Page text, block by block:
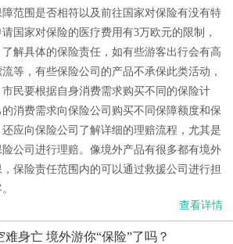
范围是否相符以及前往国家对保险有没有特
国家对保险的医疗费用有3万欧元的限制，
解具体的保险责任，如有些游客出行会有高
等，有些保险公司的产品不承保此类活动，
民要根据自身消费需求购买不同的保险计
消费需求向保险公司购买不同保障额度和保
应向保险公司了解详细的理赔流程，尤其是
公司进行理赔。像境外产品有很多都有境外
保险责任范围内的可以通过救援公司进行担
查看详情
身亡 境外游你“保险”了吗？